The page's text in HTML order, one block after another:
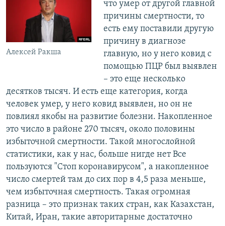
Алексей Ракша
что умер от другой главной
причины смертности, то
есть ему поставили другую
причину в диагнозе
главную, но у него ковид с
помощью ПЦР был выявлен
– это еще несколько
десятков тысяч. И есть еще категория, когда
человек умер, у него ковид выявлен, но он не
повлиял якобы на развитие болезни. Накопленное
это число в районе 270 тысяч, около половины
избыточной смертности. Такой многослойной
статистики, как у нас, больше нигде нет Все
пользуются "Стоп коронавирусом", а накопленное
число смертей там до сих пор в 4,5 раза меньше,
чем избыточная смертность. Такая огромная
разница – это признак таких стран, как Казахстан,
Китай, Иран, такие авторитарные достаточно